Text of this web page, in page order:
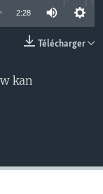
2:28
Télécharger
kan